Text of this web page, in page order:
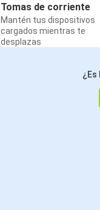
Tomas de corriente
Mantén tus dispositivos
cargados mientras te
desplazas